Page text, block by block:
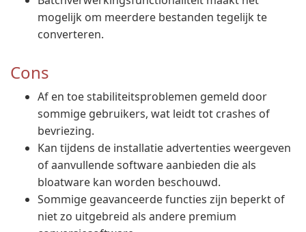
mogelijk om meerdere bestanden tegelijk te
converteren.
Cons
Af en toe stabiliteitsproblemen gemeld door
sommige gebruikers, wat leidt tot crashes of
bevriezing.
Kan tijdens de installatie advertenties weergeven
of aanvullende software aanbieden die als
bloatware kan worden beschouwd.
Sommige geavanceerde functies zijn beperkt of
niet zo uitgebreid als andere premium